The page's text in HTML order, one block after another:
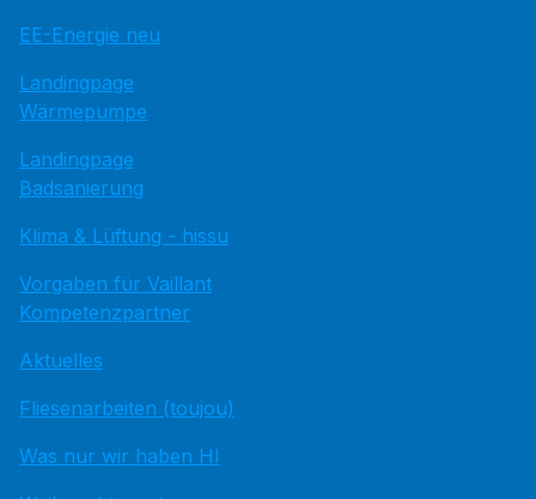
EE-Energie neu
Landingpage
Wärmepumpe
Landingpage
Badsanierung
Klima & Lüftung - hissu
Vorgaben für Vaillant
Kompetenzpartner
Aktuelles
Fliesenarbeiten (toujou)
Was nur wir haben HI